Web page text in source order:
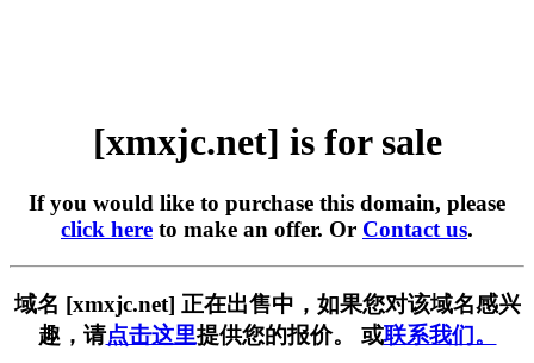
[xmxjc.net] is for sale
If you would like to purchase this domain, please
click here to make an offer. Or Contact us.
域名 [xmxjc.net] 正在出售中，如果您对该域名感兴
趣，请点击这里提供您的报价。 或联系我们。